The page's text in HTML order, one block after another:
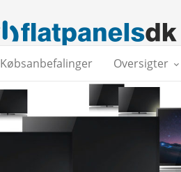
Købsanbefalinger Oversigter